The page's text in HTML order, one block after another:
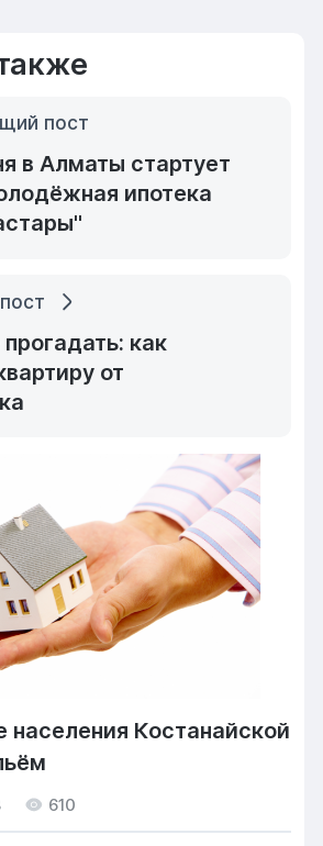
пост
в Алматы стартует
ипотека
как
от
населения Костанайской
610